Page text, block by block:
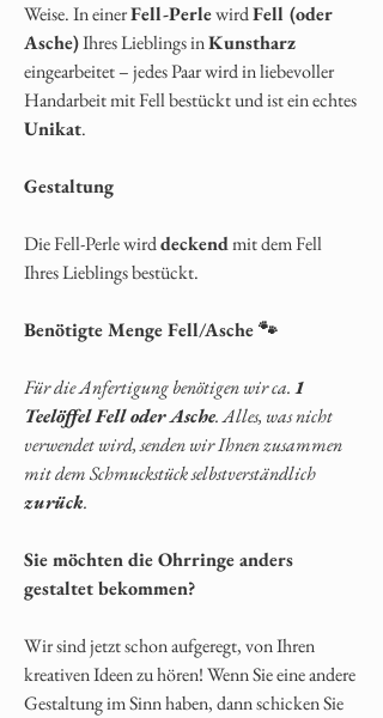
Weise. In einerFell-PerlewirdFell (oder
Asche)Ihres Lieblings inKunstharz
eingearbeitet – jedes Paar wird in liebevoller
Handarbeit mit Fell bestückt und ist ein echtes
Unikat.
Gestaltung
Die Fell-Perle wirddeckendmit dem Fell
Ihres Lieblings bestückt.
Benötigte Menge Fell/Asche 🐾
Für die Anfertigung benötigen wir ca.1
Teelöffel Fell oder Asche. Alles, was nicht
verwendet wird, senden wir Ihnen zusammen
mit dem Schmuckstück selbstverständlich
zurück.
Sie möchten die Ohrringe anders
gestaltet bekommen?
Wir sind jetzt schon aufgeregt, von Ihren
kreativen Ideen zu hören! Wenn Sie eine andere
Gestaltung im Sinn haben, dann schicken Sie